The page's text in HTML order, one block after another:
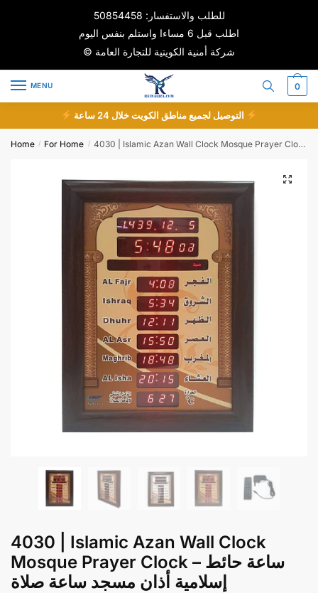
للطلب والاستفسار: 50854458
اطلب قبل 6 مساءا واستلم بنفس اليوم
© شركة أمنية الكويتية للتجارة العامة
MENU 0
Home / For Home /
4030 | Islamic Azan Wall Clock
Mosque Prayer Clock – ساعة حائط
إسلامية أذان مسجد ساعة صلاة